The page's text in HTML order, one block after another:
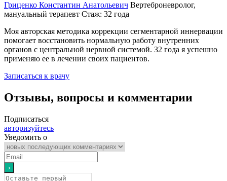
Гриценко Константин Анатольевич Вертеброневролог,
мануальный терапевт Стаж: 32 года
Моя авторская методика коррекции сегментарной иннервации
помогает восстановить нормальную работу внутренних
органов с центральной нервной системой. 32 года я успешно
применяю ее в лечении своих пациентов.
Записаться к врачу
Отзывы, вопросы и комментарии
Подписаться
авторизуйтесь
Уведомить о